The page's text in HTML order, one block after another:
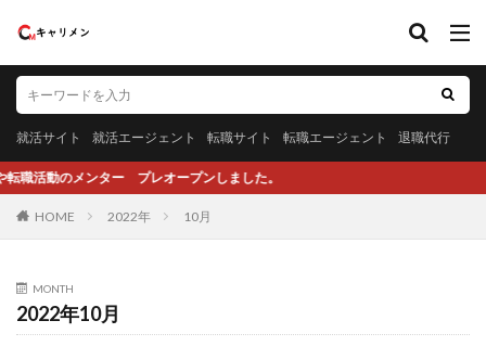
就活サイト 就活エージェント 転職サイト 転職エージェント 退職代行
ンター プレオープンしました。
HOME 2022年 10月
MONTH
2022年10月